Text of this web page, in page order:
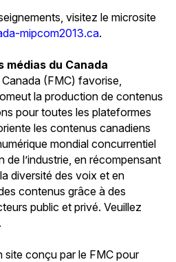
visitez le microsite
mipcom2013.ca.
médias du Canada
(FMC) favorise,
la production de contenus
pour toutes les plateformes
les contenus canadiens
mondial concurrentiel
de l’industrie, en récompensant
diversité des voix et en
contenus grâce à des
public et privé. Veuillez
.
site conçu par le FMC pour